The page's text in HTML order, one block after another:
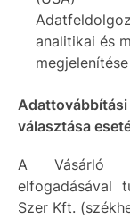
analitikai és
megjelenítése
Adattovábbítási
választása
A Vásárló
elfogadásával
Szer Kft.